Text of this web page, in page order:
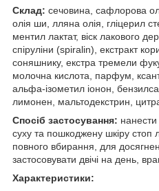
Склад: сечовина, сафлорова
олія ши, лляна олія, гліцерил
ментил лактат, віск лакового
спіруліни (spiralin), екстракт
соняшнику, екстра тремели
молочна кислота, парфум,
альфа-ізометил іонон,
лимонен, мальтодекстрин,
Спосіб застосування: нанести
суху та пошкоджену шкіру
повного вбирання, для
застосовувати двічі на день,
Характеристики: